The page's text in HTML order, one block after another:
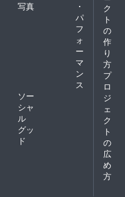
写真
・
パ
フ
ォ
ー
マ
ン
ス
ソー
シャ
ル
グッ
ド
ク
ト
の
作
り
方
プ
ロ
ジ
ェ
ク
ト
の
広
め
方